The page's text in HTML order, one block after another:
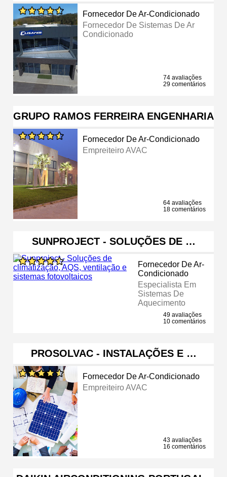
Fornecedor De Ar-Condicionado
Fornecedor De Sistemas De Ar
Condicionado
74 avaliações
29 comentários
GRUPO RAMOS FERREIRA ENGENHARIA
Fornecedor De Ar-Condicionado
Empreiteiro AVAC
64 avaliações
18 comentários
SUNPROJECT - SOLUÇÕES DE …
Fornecedor De Ar-
Condicionado
Especialista Em
Sistemas De
Aquecimento
49 avaliações
10 comentários
PROSOLVAC - INSTALAÇÕES E …
Fornecedor De Ar-Condicionado
Empreiteiro AVAC
43 avaliações
16 comentários